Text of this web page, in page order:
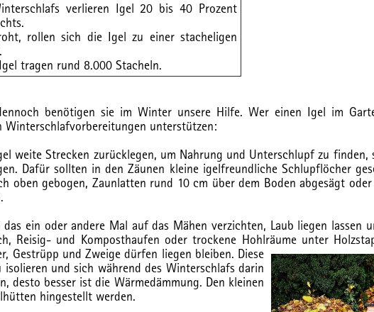
verlieren Igel 20 bis 40 Prozent
rollen sich die Igel zu einer stacheligen
tragen rund 8.000 Stacheln.
benötigen sie im Winter unsere Hilfe. Wer einen Igel im
unterstützen:
weite Strecken zurücklegen, um Nahrung und Unterschlupf zu finden,
Dafür sollten in den Zäunen kleine igelfreundliche Schlupflöcher
oben gebogen, Zaunlatten rund 10 cm über dem Boden abgesägt
das ein oder andere Mal auf das Mähen verzichten, Laub liegen lassen
Reisig- und Komposthaufen oder trockene Hohlräume unter
Gestrüpp und Zweige dürfen liegen bleiben. Diese
und sich während des Winterschlafs darin
desto besser ist die Wärmedämmung. Den kleinen
hingestellt werden.